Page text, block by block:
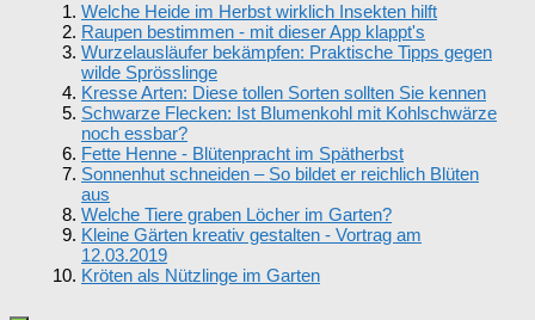
Welche Heide im Herbst wirklich Insekten hilft
Raupen bestimmen - mit dieser App klappt's
Wurzelausläufer bekämpfen: Praktische Tipps gegen
wilde Sprösslinge
Kresse Arten: Diese tollen Sorten sollten Sie kennen
Schwarze Flecken: Ist Blumenkohl mit Kohlschwärze
noch essbar?
Fette Henne - Blütenpracht im Spätherbst
Sonnenhut schneiden – So bildet er reichlich Blüten
aus
Welche Tiere graben Löcher im Garten?
Kleine Gärten kreativ gestalten - Vortrag am
12.03.2019
Kröten als Nützlinge im Garten